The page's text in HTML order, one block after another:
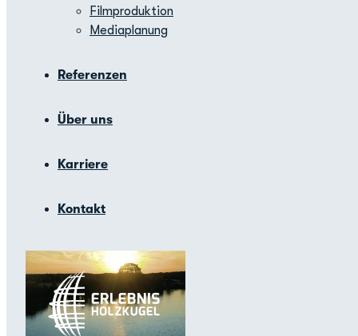
Filmproduktion
Mediaplanung
Referenzen
Über uns
Karriere
Kontakt